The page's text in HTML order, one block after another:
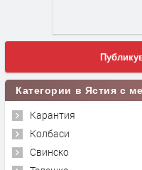
Категории в Ястия с
Карантия
Колбаси
Свинско